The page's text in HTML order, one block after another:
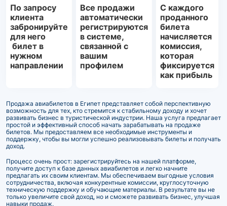
По запросу
клиента
забронируйте
для него
билет в
нужном
направлении
Все продажи
автоматически
регистрируются
в системе,
связанной с
вашим
профилем
С каждого
проданного
билета
начисляется
комиссия,
которая
фиксируется
как прибыль
Продажа авиабилетов в Египет представляет собой перспективную
возможность для тех, кто стремится к стабильному доходу и хочет
развивать бизнес в туристической индустрии. Наша услуга предлагает
простой и эффективный способ начать зарабатывать на продаже
билетов. Мы предоставляем все необходимые инструменты и
поддержку, чтобы вы могли успешно реализовывать билеты и получать
доход.
Процесс очень прост: зарегистрируйтесь на нашей платформе,
получите доступ к базе данных авиабилетов и легко начните
предлагать их своим клиентам. Мы обеспечиваем выгодные условия
сотрудничества, включая конкурентные комиссии, круглосуточную
техническую поддержку и обучающие материалы. В результате вы не
только увеличите свой доход, но и сможете развивать бизнес, улучшая
навыки продаж.